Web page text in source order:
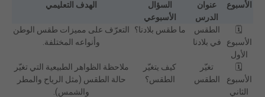
الأسبوع
عنوان
الدرس
السؤال
الأسبوعي
الهدف التعليمي
🗓️
الأسبوع
الأول
الطقس
في بلادنا
ما طقس بلادنا؟
التعرّف على مميزات طقس الوطن
وأنواعه المختلفة.
🗓️
الأسبوع
الثاني
تغيّر
الطقس
كيف يتغيّر
الطقس؟
ملاحظة الظواهر الطبيعية التي تغيّر
حالة الطقس (مثل الرياح والمطر
والشمس).